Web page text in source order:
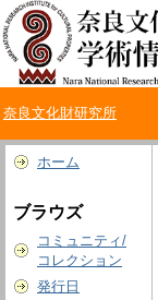
奈良文化財研究所
ホーム
ブラウズ
コミュニティ/
コレクション
発行日